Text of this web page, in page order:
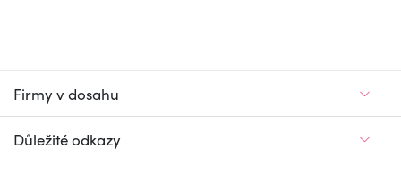
Firmy v dosahu
Důležité odkazy